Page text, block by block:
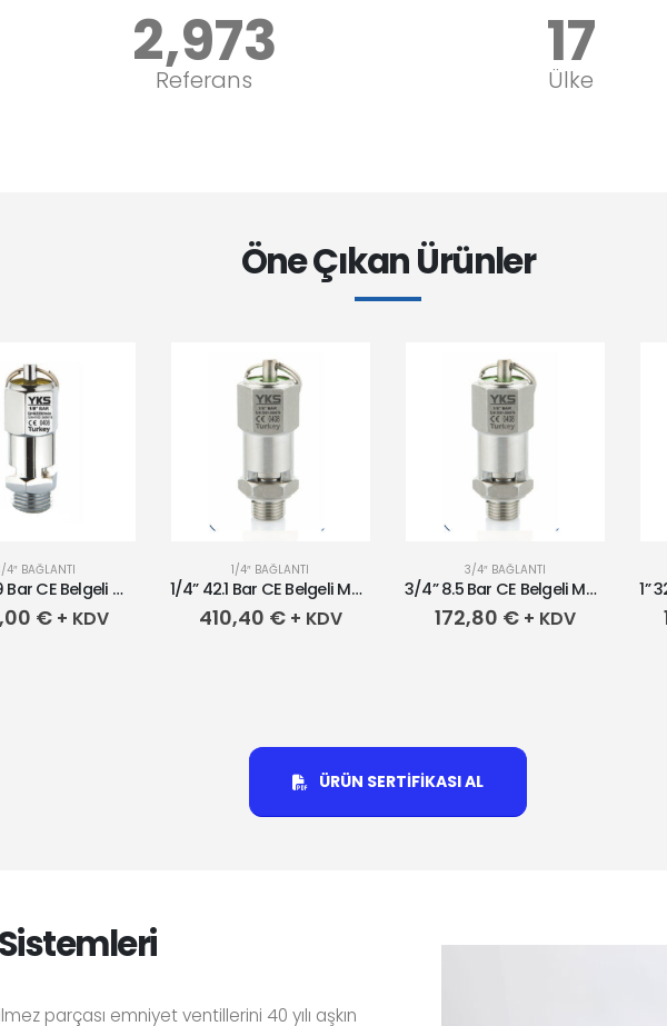
3,850Özel
Referans
22farklı
Ülke
Öne Çıkan Ürünler
4″ BAĞLANTI
3/4” 43.9 Bar CE Belgeli Mühürlü Krom Kaplı Pirinç Emniyet Ventili
€ + KDV
1/4″ BAĞLANTI
1/4” 42.1 Bar CE Belgeli Mühürlü Paslanmaz Emniyet Ventili
410,40 € + KDV
3/4″ BAĞLANTI
3/4” 8.5 Bar CE Belgeli Mühürlü Paslanmaz Emniyet Ventili
172,80 € + KDV
ÜRÜN SERTİFİKASI AL
parçası emniyet ventillerini 40 yılı aşkın